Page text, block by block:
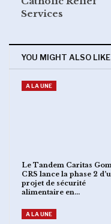
Services
YOU MIGHT ALSO LIKE
A LA UNE
Le Tandem Caritas
CRS lance la phase 2
projet de sécurité
alimentaire en…
A LA UNE